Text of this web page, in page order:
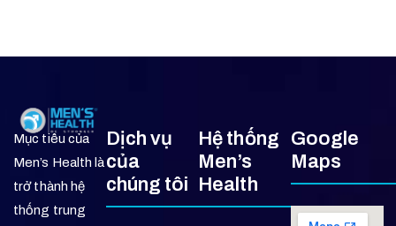
Mục tiêu của
Men’s Health là
trở thành hệ
thống trung
Dịch vụ
của
chúng tôi
Hệ thống
Men’s
Health
Google
Maps